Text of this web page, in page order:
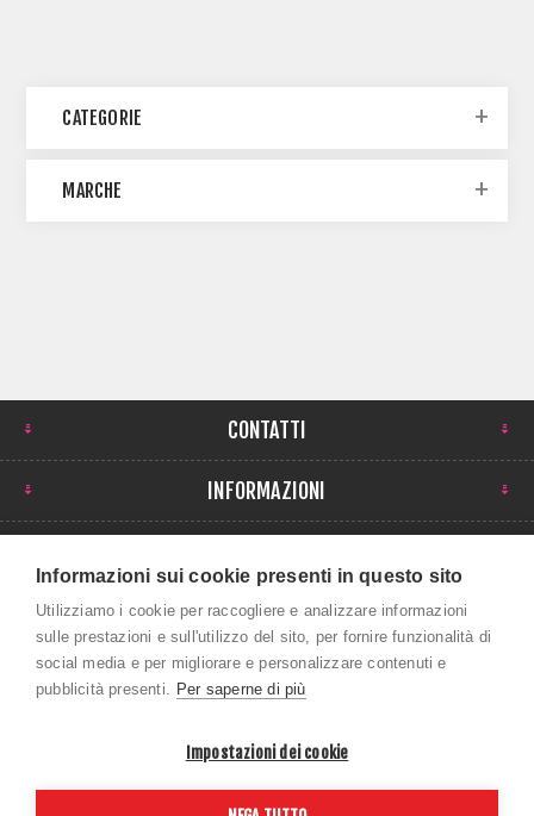
CATEGORIE
MARCHE
CONTATTI
INFORMAZIONI
NEWSLETTER
Copyright © 2026 ROBI SPORT SRL. Tutti i diritti
Informazioni sui cookie presenti in questo sito
Utilizziamo i cookie per raccogliere e analizzare informazioni
sulle prestazioni e sull'utilizzo del sito, per fornire funzionalità di
social media e per migliorare e personalizzare contenuti e
pubblicità presenti. Per saperne di più
Impostazioni dei cookie